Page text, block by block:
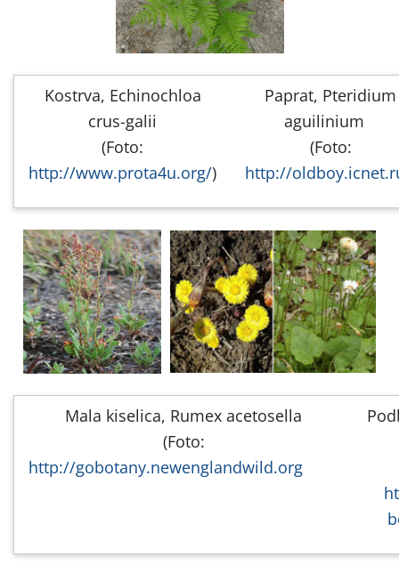
Kostrva, Echinochloa
crus-galii
(Foto:
http://www.prota4u.org/)
Paprat, Pteridium
aguilinium
(Foto:
http://
Mala kiselica, Rumex acetosella
(Foto:
http://gobotany.newenglandwild.org